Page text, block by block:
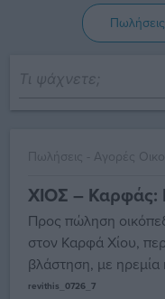
Πωλήσεις - Αγορές
ΧΙΟΣ – Καρφάς:
Προς πώληση
στον Καρφά Χίου,
βλάστηση, με ηρεμία
revithis_0726_7